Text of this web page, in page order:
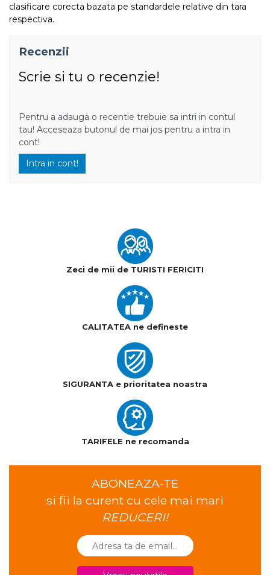
clasificare corecta bazata pe standardele relative din tara
respectiva.
Recenzii
Scrie si tu o recenzie!
Pentru a adauga o recentie trebuie sa intri in contul
tau! Acceseaza butonul de mai jos pentru a intra in
cont!
Intra in cont!
Zeci de mii de TURISTI FERICITI
CALITATEA ne defineste
SIGURANTA e prioritatea noastra
TARIFELE ne recomanda
ABONEAZA-TE
si fii la curent cu cele mai mari
REDUCERI!